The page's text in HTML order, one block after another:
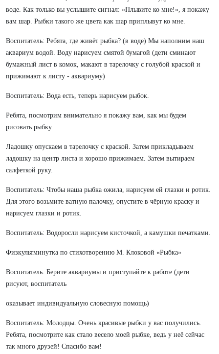
воде. Как только вы услышите сигнал: «Плывите ко мне!», я покажу
вам шар. Рыбки такого же цвета как шар приплывут ко мне.
Воспитатель: Ребята, где живёт рыбка? (в воде) Мы наполним наш
аквариум водой. Воду нарисуем смятой бумагой (дети сминают
бумажный лист в комок, макают в тарелочку с голубой краской и
прижимают к листу - аквариуму)
Воспитатель: Вода есть, теперь нарисуем рыбок.
Ребята, посмотрим внимательно я покажу вам, как мы будем
рисовать рыбку.
Ладошку опускаем в тарелочку с краской. Затем прикладываем
ладошку на центр листа и хорошо прижимаем. Затем вытираем
салфеткой руку.
Воспитатель: Чтобы наша рыбка ожила, нарисуем ей глазки и ротик.
Для этого возьмите ватную палочку, опустите в чёрную краску и
нарисуем глазки и ротик.
Воспитатель: Водоросли нарисуем кисточкой, а камушки печатками.
Физкультминутка по стихотворению М. Клоковой «Рыбка»
Воспитатель: Берите аквариумы и приступайте к работе (дети
рисуют, воспитатель
оказывает индивидуальную словесную помощь)
Воспитатель: Молодцы. Очень красивые рыбки у вас получились.
Ребята, посмотрите как стало весело моей рыбке, ведь у неё сейчас
так много друзей! Спасибо вам!